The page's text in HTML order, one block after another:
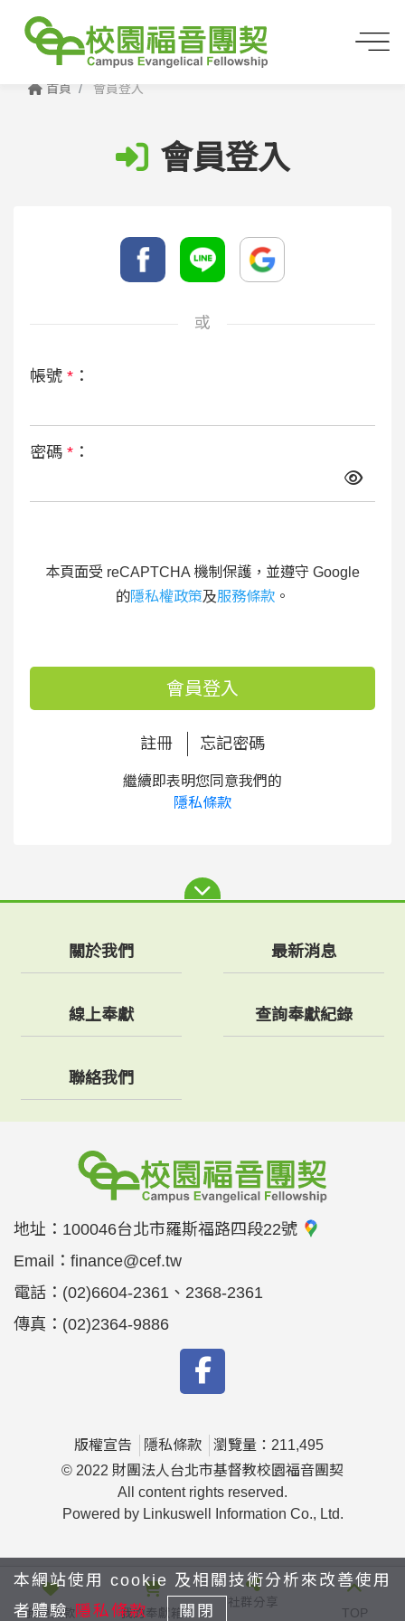
首頁 會員登入
會員登入
或
帳號 * ：
密碼 * ：
本頁面受 reCAPTCHA 機制保護，並遵守 Google
的隱私權政策及服務條款 。
會員登入
註冊 忘記密碼
繼續即表明您同意我們的
隱私條款
關於我們 最新消息
線上奉獻 查詢奉獻紀錄
聯絡我們
地址： 100046台北市羅斯福路四段22號
Email： finance@cef.tw
電話： (02)6604-2361、2368-2361
傳真： (02)2364-9886
版權宣告 隱私條款
瀏覽量：211,495
© 2022 財團法人台北市基督教校園福音團契
All content rights reserved.
Powered by Linkuswell Information Co., Ltd.
我要捐款 我的奉獻箱
社群分享
TOP
本網站使用 cookie 及相關技術分析來改善使用
者體驗 隱私條款 關閉